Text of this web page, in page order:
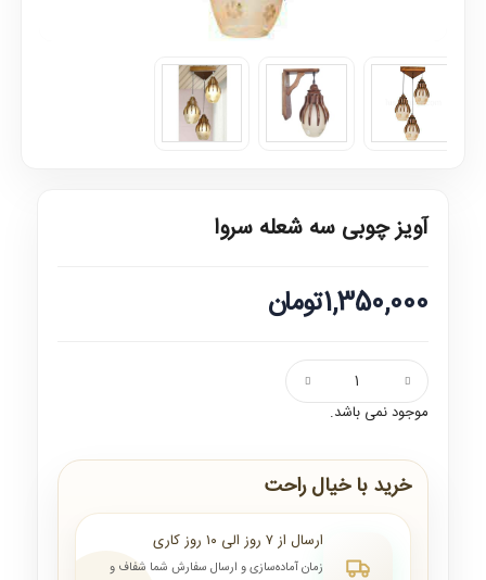
آویز چوبی سه شعله سروا
1,350,000تومان
موجود نمی باشد.
خرید با خیال راحت
ارسال از ۷ روز الی ۱۰ روز کاری
زمان آماده‌سازی و ارسال سفارش شما شفاف و